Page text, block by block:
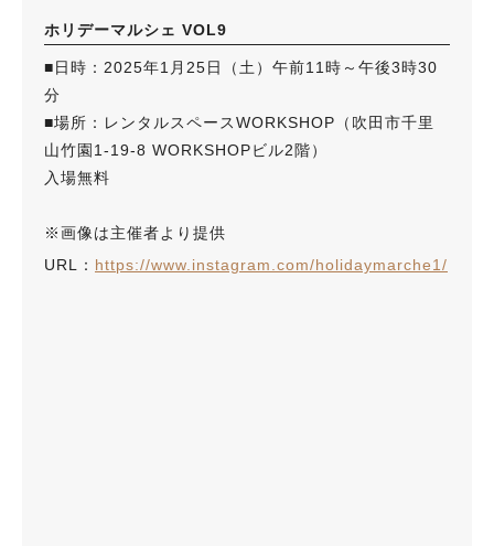
ホリデーマルシェ VOL9
■日時：2025年1月25日（土）午前11時～午後3時30
分
■場所：レンタルスペースWORKSHOP（吹田市千里
山竹園1-19-8 WORKSHOPビル2階）
入場無料
※画像は主催者より提供
URL： https://www.instagram.com/holidaymarche1/